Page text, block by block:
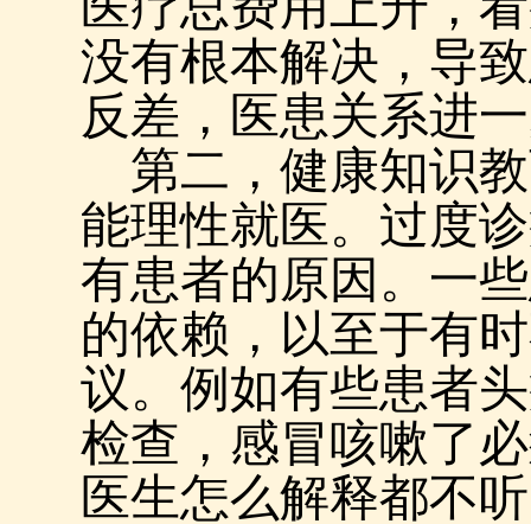
没有根本解决，导
反差，医患关系进
第二，健康知识
能理性就医。过度
有患者的原因。一
的依赖，以至于有
议。例如有些患者
检查，感冒咳嗽了
医生怎么解释都不